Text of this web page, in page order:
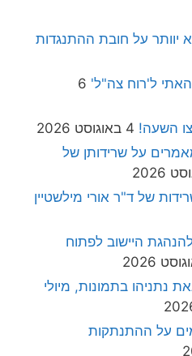
יוותר על חובת ההתנגדות
האתי ל'רוח צה"ל' 6
השעה! 4 באוגוסט 2026
על שרידותן של
של ד"ר אורי מילשטיין
היישוב לפתוח
נתניהו בתמונות, מיולי
על ההתנתקות